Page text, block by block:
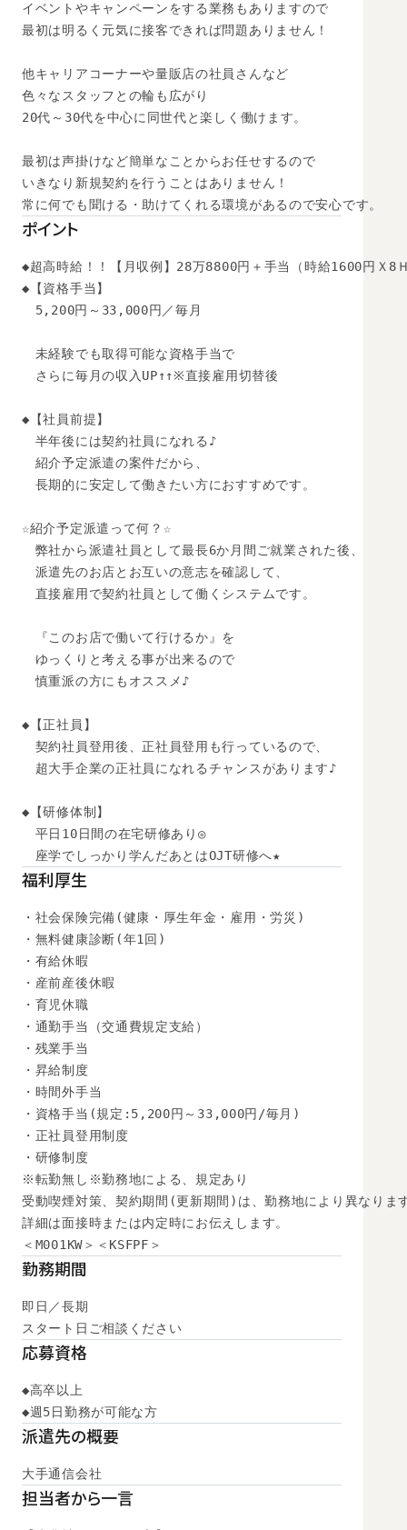
イベントやキャンペーンをする業務もありますので
最初は明るく元気に接客できれば問題ありません！
他キャリアコーナーや量販店の社員さんなど
色々なスタッフとの輪も広がり
20代～30代を中心に同世代と楽しく働けます。
最初は声掛けなど簡単なことからお任せするので
いきなり新規契約を行うことはありません！
ポイント
◆超高時給！！【月収例】28万8800円＋手当（時給1600円Ｘ8
◆【資格手当】
5,200円～33,000円／毎月
未経験でも取得可能な資格手当で
さらに毎月の収入UP↑↑※直接雇用切替後
◆【社員前提】
半年後には契約社員になれる♪
紹介予定派遣の案件だから、
長期的に安定して働きたい方におすすめです。
☆紹介予定派遣って何？☆
弊社から派遣社員として最長6か月間ご就業された後、
派遣先のお店とお互いの意志を確認して、
直接雇用で契約社員として働くシステムです。
『このお店で働いて行けるか』を
ゆっくりと考える事が出来るので
慎重派の方にもオススメ♪
◆【正社員】
契約社員登用後、正社員登用も行っているので、
超大手企業の正社員になれるチャンスがあります♪
◆【研修体制】
平日10日間の在宅研修あり◎
座学でしっかり学んだあとはOJT研修へ★
福利厚生
・社会保険完備(健康・厚生年金・雇用・労災)
・無料健康診断(年1回)
・有給休暇
・産前産後休暇
・育児休職
・通勤手当（交通費規定支給）
・残業手当
・昇給制度
・時間外手当
・資格手当(規定:5,200円～33,000円/毎月)
・正社員登用制度
・研修制度
※転勤無し※勤務地による、規定あり
受動喫煙対策、契約期間(更新期間)は、勤務地により異なりま
詳細は面接時または内定時にお伝えします。
＜M001KW＞＜KSFPF＞
勤務期間
即日／長期
スタート日ご相談ください
応募資格
◆高卒以上
◆週5日勤務が可能な方
派遣先の概要
大手通信会社
担当者から一言